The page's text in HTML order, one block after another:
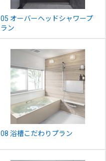
05 オーバーヘッドシャワープ
ラン
08 浴槽こだわりプラン